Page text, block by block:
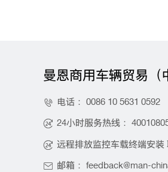
曼恩商用车辆贸易（
 电话： 0086 10 5631 0592
 24小时服务热线：
 远程排放监控车载终端安装
 邮箱： feedback@man-